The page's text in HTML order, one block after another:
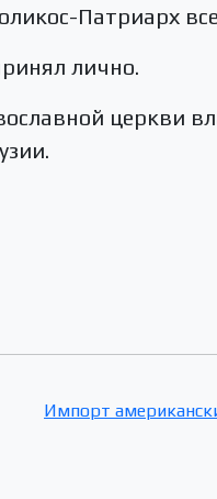
Патриарх
лично.
церкви
Импорт